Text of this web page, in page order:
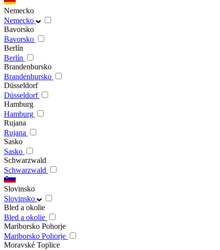
Nemecko
Nemecko
Bavorsko
Bavorsko
Berlín
Berlín
Brandenbursko
Brandenbursko
Düsseldorf
Düsseldorf
Hamburg
Hamburg
Rujana
Rujana
Sasko
Sasko
Schwarzwald
Schwarzwald
Slovinsko
Slovinsko
Bled a okolie
Bled a okolie
Mariborsko Pohorje
Mariborsko Pohorje
Moravské Toplice